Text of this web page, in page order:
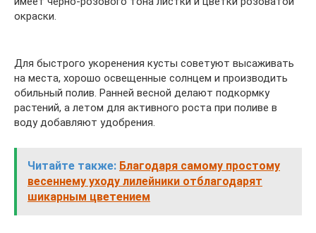
окраски.
Для быстрого укоренения кусты советуют высаживать
на места, хорошо освещенные солнцем и производить
обильный полив. Ранней весной делают подкормку
растений, а летом для активного роста при поливе в
воду добавляют удобрения.
Читайте также: Благодаря самому простому
весеннему уходу лилейники отблагодарят
шикарным цветением